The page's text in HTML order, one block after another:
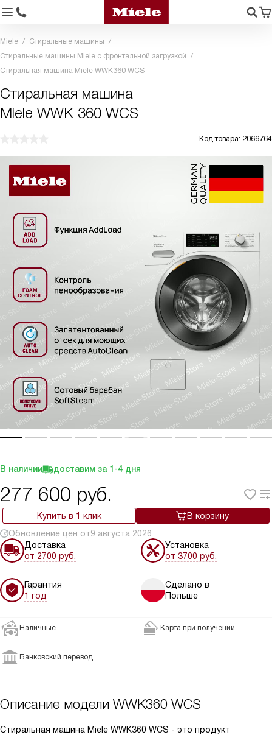
Miele
Стиральные машины
Стиральные машины Miele с фронтальной загрузкой
Стиральная машина Miele WWK360 WCS
Стиральная машина
Miele WWK 360 WCS
Код товара: 2066764
В наличии доставим за 1-4 дня
277 600 руб.
Купить в 1 клик
В корзину
Обновление цен от9 августа 2026
Доставка
от 2700 руб.
Установка
от 3700 руб.
Гарантия
1 год
Сделано в
Польше
Наличные Карта при получении
Банковский перевод
Описание модели WWK360 WCS
Стиральная машина Miele WWK360 WCS - это продукт